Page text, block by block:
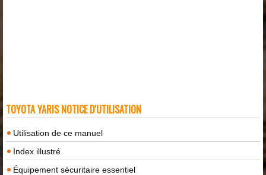
TOYOTA YARIS NOTICE D'UTILISATION
Utilisation de ce manuel
Index illustré
Équipement sécuritaire essentiel